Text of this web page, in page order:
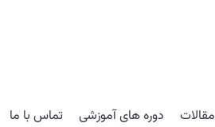
مقالات دوره های آموزشی تماس با ما